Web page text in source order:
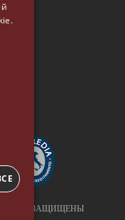
ПРАВА ЗАЩИЩЕНЫ